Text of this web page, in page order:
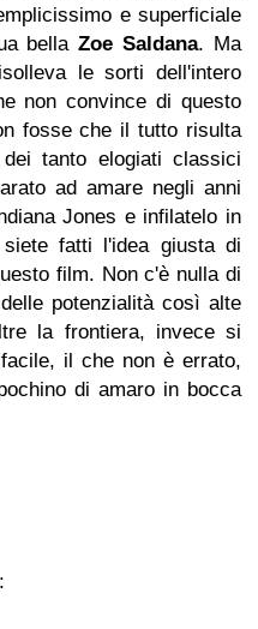
e superficiale
bellaZoe Saldana. Ma
le sorti dell'intero
non convince di questo
fosse che il tutto risulta
tanto elogiati classici
ad amare negli anni
Jones e infilatelo in
fatti l'idea giusta di
film. Non c'è nulla di
potenzialità così alte
la frontiera, invece si
il che non è errato,
di amaro in bocca